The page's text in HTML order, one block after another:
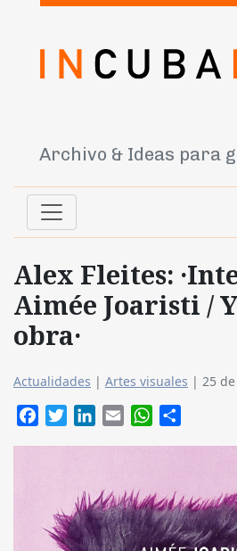
Archivo & Ideas para
Alex Fleites:
Aimée Joaristi /
obra·
Actualidades | Artes visuales | 25
FacebookTwitterLinkedIn
Email WhatsApp